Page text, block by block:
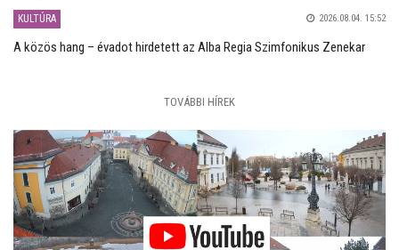
KULTÚRA 2026.08.04. 15:52
A közös hang – évadot hirdetett az Alba Regia Szimfonikus Zenekar
TOVÁBBI HÍREK